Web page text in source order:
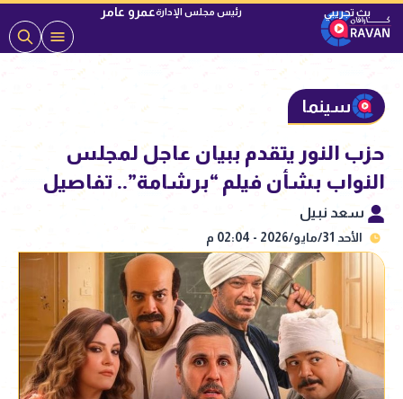
رئيس مجلس الإدارةعمرو عامر
سينما
حزب النور يتقدم ببيان عاجل لمجلس
النواب بشأن فيلم “برشامة”.. تفاصيل
سعد نبيل
الأحد 31/مايو/2026 - 02:04 م